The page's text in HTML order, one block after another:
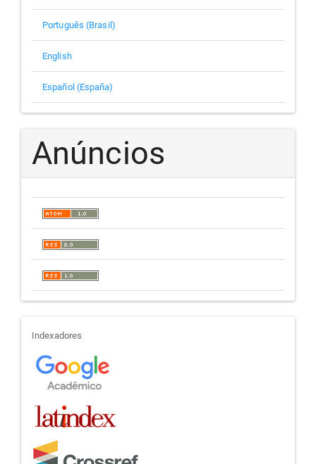
Português (Brasil)
English
Español (España)
Anúncios
indexadores
Indexadores